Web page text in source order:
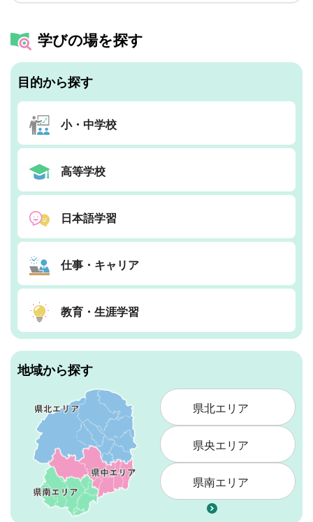
学びの場を探す
目的から探す
小・中学校
高等学校
日本語学習
仕事・キャリア
教育・生涯学習
地域から探す
県北エリア
県央エリア
県南エリア